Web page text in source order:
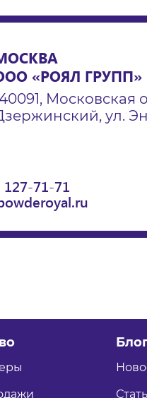
«РОЯЛ ГРУПП»
Московская
ул.
71-71